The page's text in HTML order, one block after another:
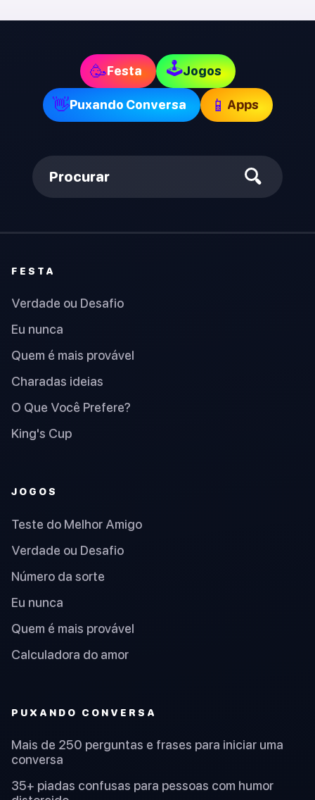
🥳Festa 🕹Jogos
👋Puxando Conversa 📱 Apps
Procurar
FESTA
Verdade ou Desafio
Eu nunca
Quem é mais provável
Charadas ideias
O Que Você Prefere?
King's Cup
JOGOS
Teste do Melhor Amigo
Verdade ou Desafio
Número da sorte
Eu nunca
Quem é mais provável
Calculadora do amor
PUXANDO CONVERSA
Mais de 250 perguntas e frases para iniciar uma
conversa
35+ piadas confusas para pessoas com humor